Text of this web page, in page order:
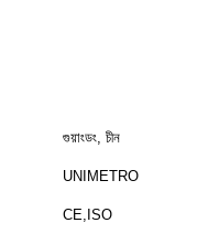
গুয়াংডং, চীন
UNIMETRO
CE,ISO